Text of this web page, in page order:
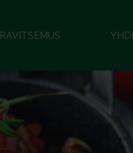
RAVITSEMUS